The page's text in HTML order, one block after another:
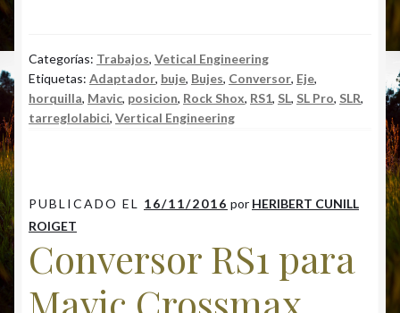
b
o
o
s
A
p
ky l
p
ar
Categorías: Trabajos, Vetical Engineering
Etiquetas: Adaptador, buje, Bujes, Conversor, Eje,
horquilla, Mavic, posicion, Rock Shox, RS1, SL, SL Pro, SLR,
tarreglolabici, Vertical Engineering
PUBLICADO EL 16/11/2016 por HERIBERT CUNILL
ROIGET
Conversor RS1 para